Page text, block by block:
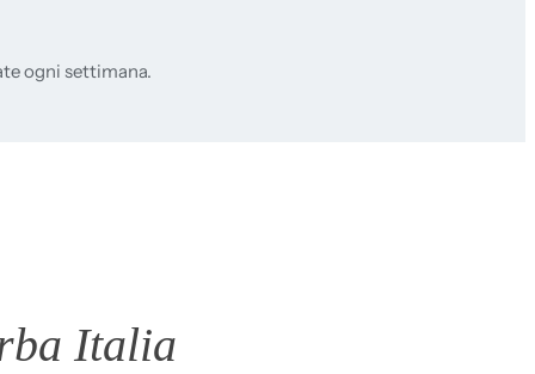
ogni settimana.
Italia